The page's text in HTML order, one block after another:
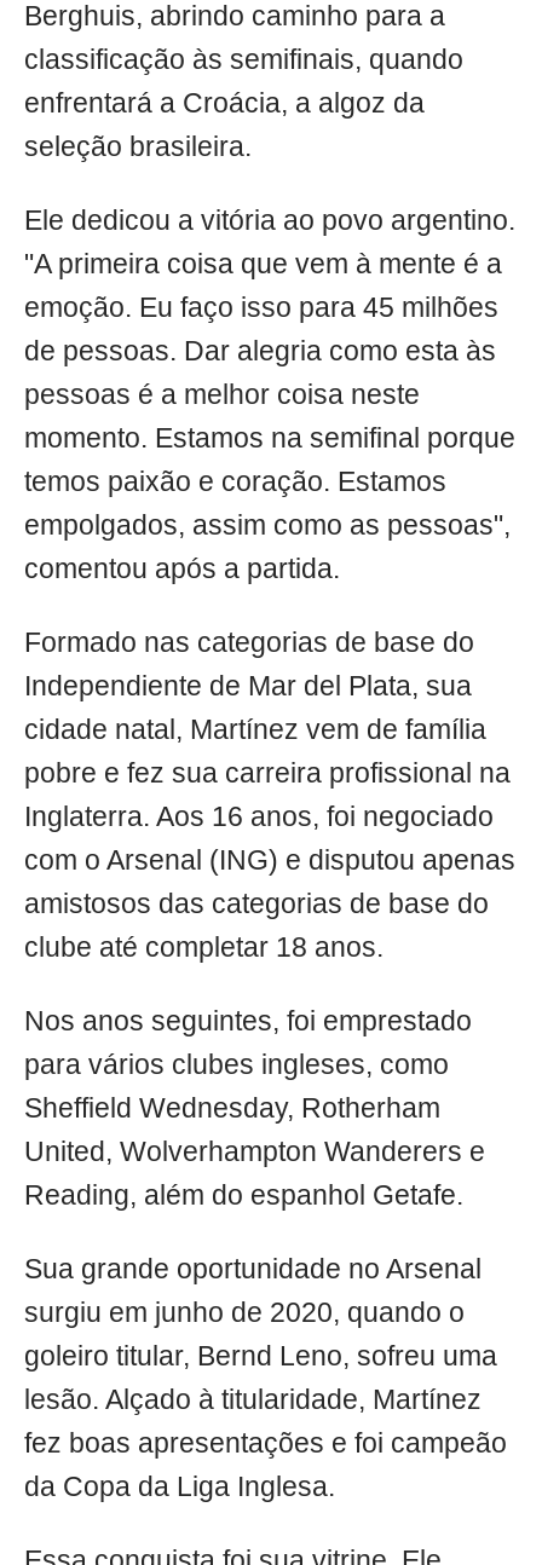
Berghuis, abrindo caminho para a
classificação às semifinais, quando
enfrentará a Croácia, a algoz da
seleção brasileira.
Ele dedicou a vitória ao povo argentino.
"A primeira coisa que vem à mente é a
emoção. Eu faço isso para 45 milhões
de pessoas. Dar alegria como esta às
pessoas é a melhor coisa neste
momento. Estamos na semifinal porque
temos paixão e coração. Estamos
empolgados, assim como as pessoas",
comentou após a partida.
Formado nas categorias de base do
Independiente de Mar del Plata, sua
cidade natal, Martínez vem de família
pobre e fez sua carreira profissional na
Inglaterra. Aos 16 anos, foi negociado
com o Arsenal (ING) e disputou apenas
amistosos das categorias de base do
clube até completar 18 anos.
Nos anos seguintes, foi emprestado
para vários clubes ingleses, como
Sheffield Wednesday, Rotherham
United, Wolverhampton Wanderers e
Reading, além do espanhol Getafe.
Sua grande oportunidade no Arsenal
surgiu em junho de 2020, quando o
goleiro titular, Bernd Leno, sofreu uma
lesão. Alçado à titularidade, Martínez
fez boas apresentações e foi campeão
da Copa da Liga Inglesa.